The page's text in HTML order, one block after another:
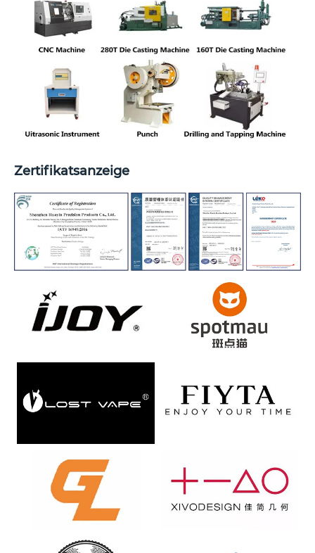
Zertifikatsanzeige